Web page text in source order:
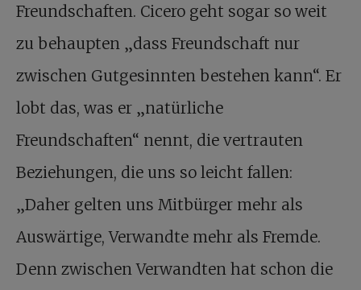
Freundschaften. Cicero geht sogar so weit
zu behaupten „dass Freundschaft nur
zwischen Gutgesinnten bestehen kann“. Er
lobt das, was er „natürliche
Freundschaften“ nennt, die vertrauten
Beziehungen, die uns so leicht fallen:
„Daher gelten uns Mitbürger mehr als
Auswärtige, Verwandte mehr als Fremde.
Denn zwischen Verwandten hat schon die